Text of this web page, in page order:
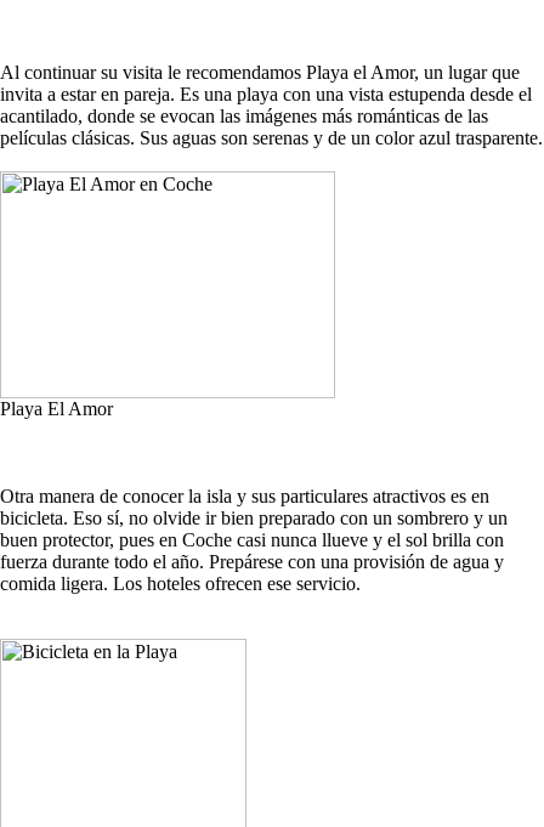
Al continuar su visita le recomendamos Playa el Amor, un lugar que
invita a estar en pareja. Es una playa con una vista estupenda desde el
acantilado, donde se evocan las imágenes más románticas de las
películas clásicas. Sus aguas son serenas y de un color azul trasparente.
Playa El Amor
Otra manera de conocer la isla y sus particulares atractivos es en
bicicleta. Eso sí, no olvide ir bien preparado con un sombrero y un
buen protector, pues en Coche casi nunca llueve y el sol brilla con
fuerza durante todo el año. Prepárese con una provisión de agua y
comida ligera. Los hoteles ofrecen ese servicio.